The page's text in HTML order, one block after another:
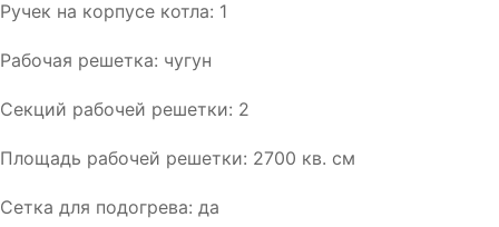
Ручек на корпусе котла: 1
Рабочая решетка: чугун
Секций рабочей решетки: 2
Площадь рабочей решетки: 2700 кв. см
Сетка для подогрева: да